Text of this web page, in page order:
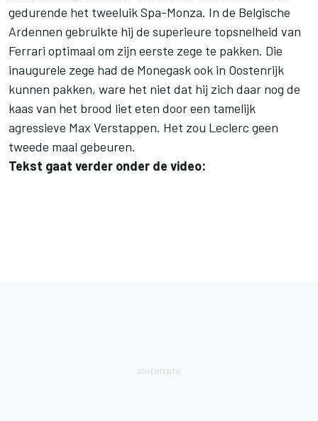
gedurende het tweeluik Spa-Monza. In de Belgische
Ardennen gebruikte hij de superieure topsnelheid van
Ferrari optimaal om zijn eerste zege te pakken. Die
inaugurele zege had de Monegask ook in Oostenrijk
kunnen pakken, ware het niet dat hij zich daar nog de
kaas van het brood liet eten door een tamelijk
agressieve Max Verstappen. Het zou Leclerc geen
tweede maal gebeuren.
Tekst gaat verder onder de video: